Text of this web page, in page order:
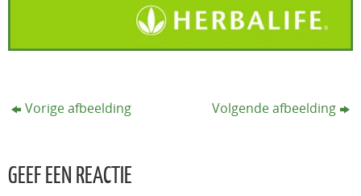
Vorige afbeelding Volgende afbeelding
GEEF EEN REACTIE